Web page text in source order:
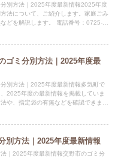
別方法｜2025年度最新情報2025年度
法について、ご紹介します。家庭ごみ
どを解説します。 電話番号：0725-
ゴミ分別方法｜2025年度最
別方法｜2025年度最新情報多気町で
2025年度の最新情報を掲載していま
や、指定袋の有無などを確認できま
別方法｜2025年度最新情報
｜2025年度最新情報交野市のゴミ分